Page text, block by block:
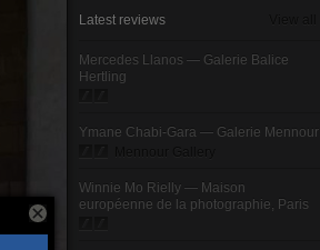
Latest reviews View all
Mercedes Llanos — Galerie Balice
Hertling
Ymane Chabi-Gara — Galerie Mennour
Mennour Gallery
Winnie Mo Rielly — Maison
européenne de la photographie, Paris